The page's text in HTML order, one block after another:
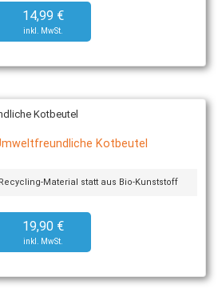
14,99 €
Kotbeutel
Material statt aus Bio-Kunststoff
19,90 €